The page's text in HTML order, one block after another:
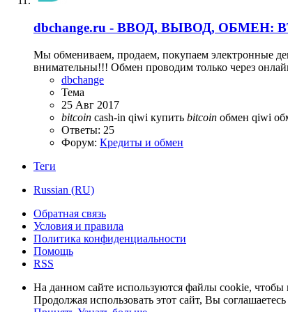
dbchange.ru - ВВОД, ВЫВОД, ОБМЕН:
Мы обмениваем, продаем, покупаем электронные
внимательны!!! Обмен проводим только через
dbchange
Тема
25 Авг 2017
bitcoin cash-in qiwi купить bitcoin обмен qiwi
Ответы: 25
Форум: Кредиты и обмен
Теги
Russian (RU)
Обратная связь
Условия и правила
Политика конфиденциальности
Помощь
RSS
На данном сайте используются файлы cookie, чтобы
Продолжая использовать этот сайт, Вы